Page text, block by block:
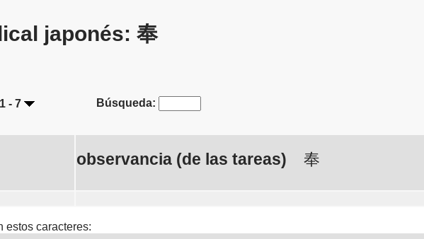
japonés: 奉
- 7 Búsqueda:
observancia (de las tareas) 奉
estos caracteres: